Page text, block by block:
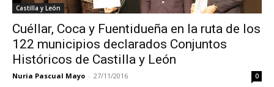
Castilla y León
Cuéllar, Coca y Fuentidueña en la ruta de los
122 municipios declarados Conjuntos
Históricos de Castilla y León
Nuria Pascual Mayo - 27/11/2016 0